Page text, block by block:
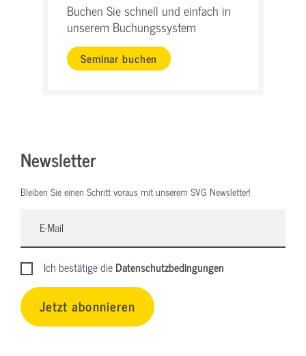
Buchen Sie schnell und einfach in
unserem Buchungssystem
Seminar buchen
Newsletter
Bleiben Sie einen Schritt voraus mit unserem SVG Newsletter!
Ich bestätige dieDatenschutzbedingungen
Jetzt abonnieren